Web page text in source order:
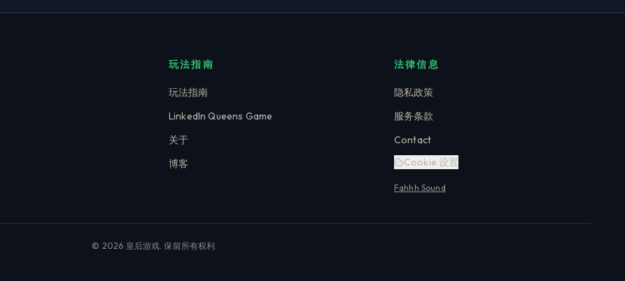
玩法指南
玩法指南
LinkedIn Queens Game
关于
博客
法律信息
隐私政策
服务条款
Contact
Cookie 设置
Fahhh Sound
© 2026 皇后游戏. 保留所有权利.